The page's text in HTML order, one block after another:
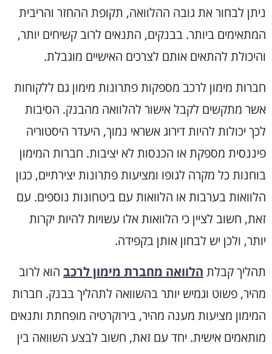
ניתן לבחור את גובה ההלוואה, תקופת ההחזר והריבית
המתאימים ביותר. בבנקים, התנאים לרוב קשיחים יותר,
והיכולת להתאים אותם לצרכים האישיים מוגבלת.
חברות מימון לרכב מספקות פתרונות מימון גם ללקוחות
אשר מתקשים לקבל אישור להלוואה מהבנק. הסיבות
לכך יכולות להיות דירוג אשראי נמוך, היעדר היסטוריה
פיננסית מספקת או הכנסות לא יציבות. חברות המימון
בוחנות כל מקרה לגופו ומציעות פתרונות יצירתיים, כגון
הלוואות בערבות או הלוואות עם ביטחונות נוספים. עם
זאת, חשוב לציין כי הלוואות אלו עשויות להיות יקרות
יותר, ולכן יש לבחון אותן בקפידה.
תהליך קבלת הלוואה מחברת מימון לרכב הוא לרוב
מהיר, פשוט וגמיש יותר בהשוואה לתהליך בבנק. חברות
המימון מציעות מענה מהיר, בירוקרטיה מופחתת ותנאים
מותאמים אישית. יחד עם זאת, חשוב לבצע השוואה בין